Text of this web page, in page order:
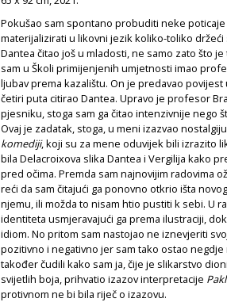
Pokušao sam spontano pro­buditi neke
materijalizirati u likovni jezik koliko-toliko
Dantea čitao još u mladosti, ne samo zato što
sam u Školi primijenjenih umjetnosti imao
ljubav prema kazalištu. On je predavao
četiri puta citirao Dantea. Upravo je profesor
pjesniku, stoga sam ga čitao intenzivnije nego
Ovaj je zadatak, stoga, u meni izazvao
komediji, koji su za mene oduvijek bili izrazito
bila Delacroixova slika Dantea i Vergilija kako
pred očima. Premda sam najnovijim radovima
reći da sam čitajući ga ponovno otkrio išta
njemu, ili možda to nisam htio pustiti k sebi. U
identiteta usmjeravajući ga prema ilustraciji,
idiom. No pritom sam nastojao ne iznevjeriti
pozitivno i negativno jer sam tako ostao
također čudili kako sam ja, čije je slikarstvo
svijetlih boja, prihvatio izazov interpretacije
protivnom ne bi bila riječ o izazovu.